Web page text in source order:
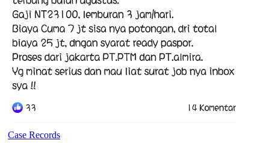
Case Records